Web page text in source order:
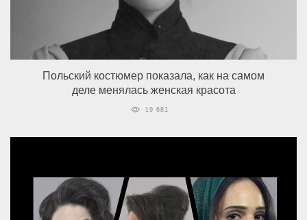
Польский костюмер показала, как на самом
деле менялась женская красота
19 681